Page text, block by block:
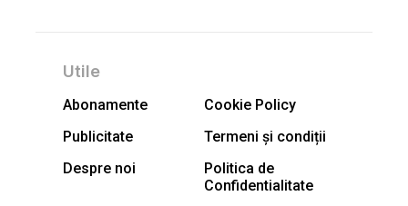
Utile
Abonamente
Cookie Policy
Publicitate
Termeni și condiții
Despre noi
Politica de
Confidentialitate